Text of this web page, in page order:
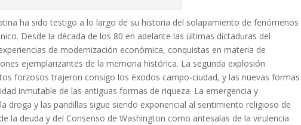
ha sido testigo a lo largo de su historia del solapamiento de fenómenos
Desde la década de los 80 en adelante las últimas dictaduras del
de modernización económica, conquistas en materia de
ejemplarizantes de la memoria histórica. La segunda explosión
forzosos trajeron consigo los éxodos campo-ciudad, y las nuevas formas
inmutable de las antiguas formas de riqueza. La emergencia y
droga y las pandillas sigue siendo exponencial al sentimiento religioso de
la deuda y del Consenso de Washington como antesalas de la virulencia